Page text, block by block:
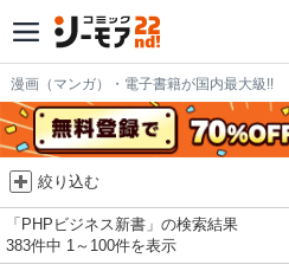
漫画（マンガ）・電子書籍が国内最大級!!
絞り込む
「PHPビジネス新書」の検索結果
383件中 1～100件を表示